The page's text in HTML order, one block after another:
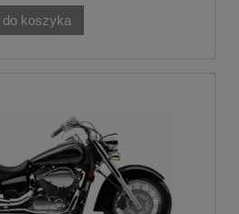
do koszyka